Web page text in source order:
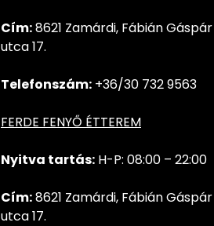
Cím:8621 Zamárdi, Fábián Gáspár
utca 17.
Telefonszám: +36/30 732 9563
FERDE FENYŐ ÉTTEREM
Nyitva tartás: H-P: 08:00 – 22:00
Cím:8621 Zamárdi, Fábián Gáspár
utca 17.